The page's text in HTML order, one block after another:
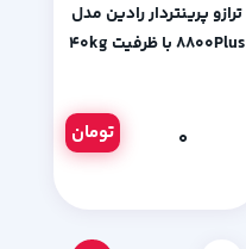
ترازو پرینتردار رادین مدل
۸۸۰۰Plus با ظرفیت ۴۰kg
تومان